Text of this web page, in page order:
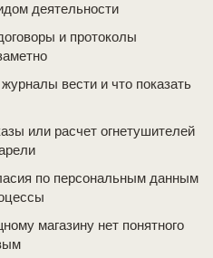
деятельности
и протоколы
вести и что показать
или расчет огнетушителей
по персональным данным
магазину нет понятного